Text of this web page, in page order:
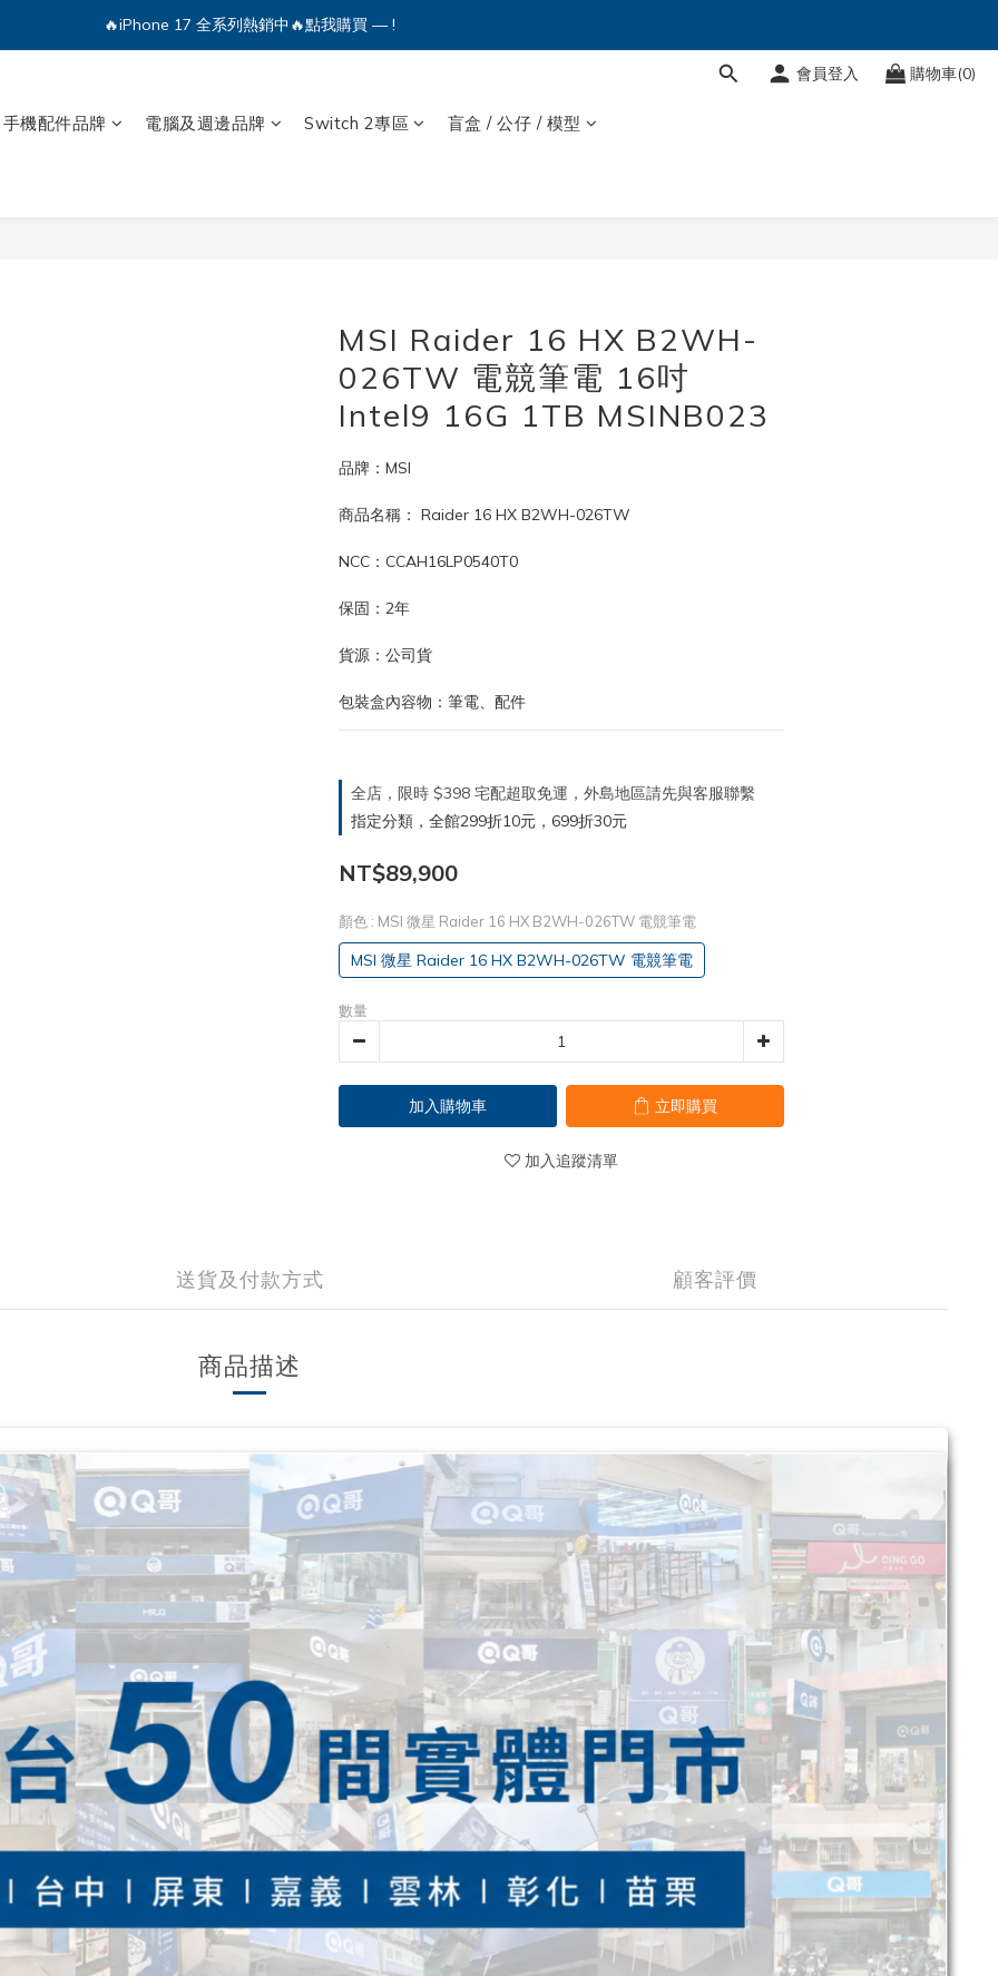
🔥iPhone 17 全系列熱銷中🔥點我購買 — !
會員登入 購物車(0)
手機配件品牌 電腦及週邊品牌 Switch 2專區 盲盒 / 公仔 / 模型
MSI Raider 16 HX B2WH-
026TW 電競筆電 16吋
Intel9 16G 1TB MSINB023
品牌：MSI
商品名稱： Raider 16 HX B2WH-026TW
NCC：CCAH16LP0540T0
保固：2年
貨源：公司貨
包裝盒內容物：筆電、配件
全店，限時 $398 宅配超取免運，外島地區請先與客服聯繫
指定分類，全館299折10元，699折30元
NT$89,900
顏色 : MSI 微星 Raider 16 HX B2WH-026TW 電競筆電
MSI 微星 Raider 16 HX B2WH-026TW 電競筆電
數量
加入購物車 立即購買
加入追蹤清單
送貨及付款方式 顧客評價
商品描述